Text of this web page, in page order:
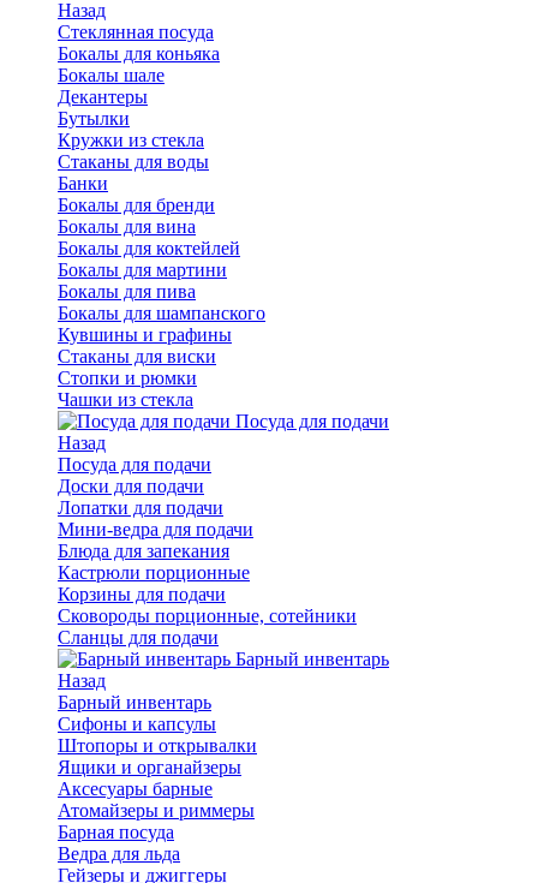
Назад
Стеклянная посуда
Бокалы для коньяка
Бокалы шале
Декантеры
Бутылки
Кружки из стекла
Стаканы для воды
Банки
Бокалы для бренди
Бокалы для вина
Бокалы для коктейлей
Бокалы для мартини
Бокалы для пива
Бокалы для шампанского
Кувшины и графины
Стаканы для виски
Стопки и рюмки
Чашки из стекла
Посуда для подачи
Назад
Посуда для подачи
Доски для подачи
Лопатки для подачи
Мини-ведра для подачи
Блюда для запекания
Кастрюли порционные
Корзины для подачи
Сковороды порционные, сотейники
Сланцы для подачи
Барный инвентарь
Назад
Барный инвентарь
Сифоны и капсулы
Штопоры и открывалки
Ящики и органайзеры
Аксесуары барные
Атомайзеры и риммеры
Барная посуда
Ведра для льда
Гейзеры и джиггеры